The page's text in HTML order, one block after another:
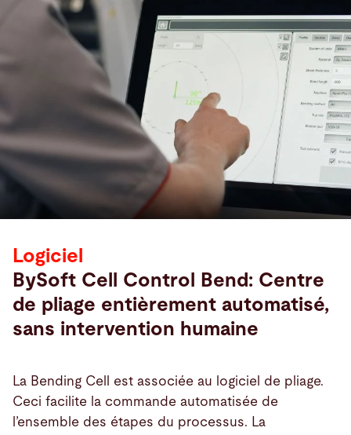
Logiciel
BySoft Cell Control Bend: Centre
de pliage entièrement automatisé,
sans intervention humaine
La Bending Cell est associée au logiciel de pliage.
Ceci facilite la commande automatisée de
l’ensemble des étapes du processus. La